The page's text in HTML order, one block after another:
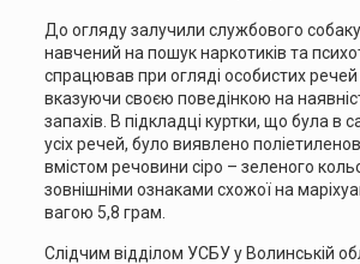
До огляду залучили службового
навчений на пошук наркотиків та
спрацював при огляді особистих
вказуючи своєю поведінкою на
запахів. В підкладці куртки, що була в
усіх речей, було виявлено
вмістом речовини сіро – зеленого
зовнішніми ознаками схожої на
вагою 5,8 грам.
Слідчим відділом УСБУ у Волинській